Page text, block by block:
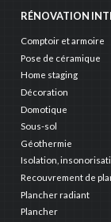
RÉNOVATION
Comptoir et armoire
Pose de céramique
Home staging
Décoration
Domotique
Sous-sol
Géothermie
Isolation,
Recouvrement de
Plancher radiant
Plancher